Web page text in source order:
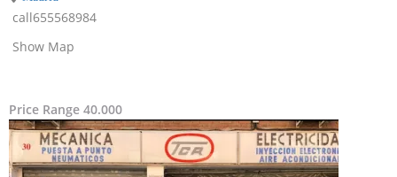
call655568984
Show Map
Price Range 40.000